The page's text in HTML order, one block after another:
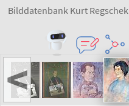
Bilddatenbank Kurt Regschek
<